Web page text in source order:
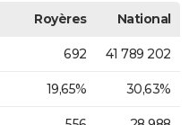
Royères National
692 41 789 202
19,65% 30,63%